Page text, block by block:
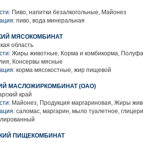
Пиво, напитки безалкогольные, Майонез
пиво, вода минеральная
МЯСОКОМБИНАТ
область
Жиры животные, Корма и комбикорма,
Консервы мясные
корма мясокостные, жир пищевой
МАСЛОЖИРКОМБИНАТ (ОАО)
край
Майонез, Продукция маргариновая, Жиры
саломас, маргарин, мыло туалетное,
ПИЩЕКОМБИНАТ